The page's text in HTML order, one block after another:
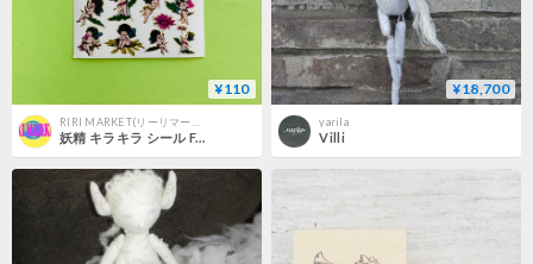
¥110
RIRI MARKET(リーリマーケット)
妖精 キラキラ シール FAIRY STICKER
¥18,700
yarila
Villi